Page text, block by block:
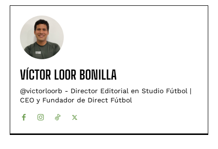
VÍCTOR LOOR BONILLA
@victorloorb - Director Editorial en Studio Fútbol |
CEO y Fundador de Direct Fútbol